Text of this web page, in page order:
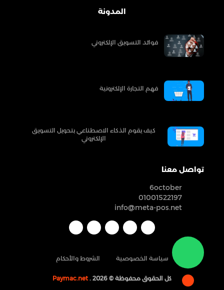
المدونة
فوائد التسويق الإلكتروني
فهم التجارة الإلكترونية
كيف يقوم الذكاء الاصطناعي بتحويل التسويق
الإلكتروني
تواصل معنا
6october
01001522197
info@meta-pos.net
سياسة الخصوصية الشروط والأحكام
كل الحقوق محفوظة © Paymac.net . 2026